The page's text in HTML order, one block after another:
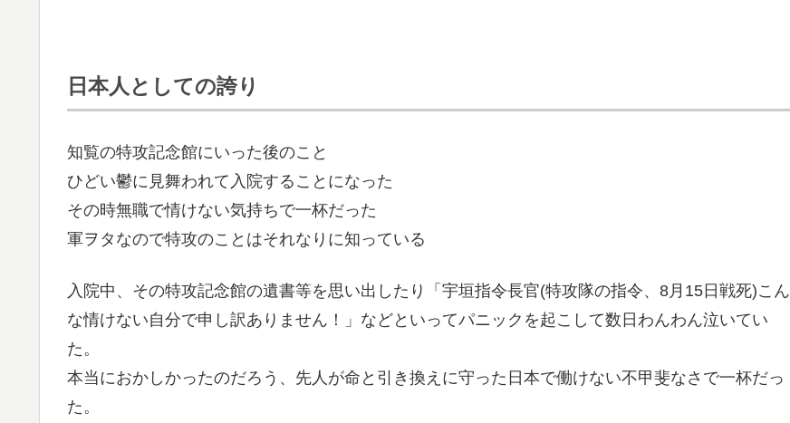
日本人としての誇り
知覧の特攻記念館にいった後のこと
ひどい鬱に見舞われて入院することになった
その時無職で情けない気持ちで一杯だった
軍ヲタなので特攻のことはそれなりに知っている
入院中、その特攻記念館の遺書等を思い出したり「宇垣指令長官(特攻隊の指令、8月15日戦死)こん
な情けない自分で申し訳ありません！」などといってパニックを起こして数日わんわん泣いてい
た。
本当におかしかったのだろう、先人が命と引き換えに守った日本で働けない不甲斐なさで一杯だっ
た。